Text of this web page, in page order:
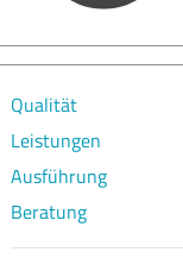
Qualität
Leistungen
Ausführung
Beratung